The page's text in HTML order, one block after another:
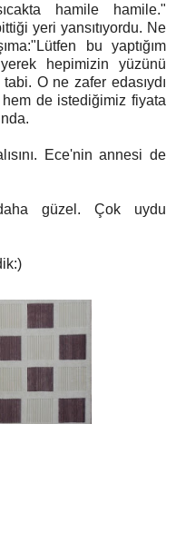
hamile hamile."
yeri yansıtıyordu. Ne
bu yaptığım
hepimizin yüzünü
O ne zafer edasıydı
de istediğimiz fiyata
Ece'nin annesi de
güzel. Çok uydu